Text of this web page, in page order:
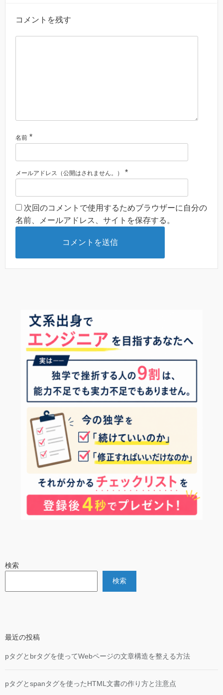
コメントを残す
名前 *
メールアドレス（公開はされません。） *
次回のコメントで使用するためブラウザーに自分の
名前、メールアドレス、サイトを保存する。
検索
検索
最近の投稿
pタグとbrタグを使ってWebページの文章構造を整える方法
pタグとspanタグを使ったHTML文書の作り方と注意点